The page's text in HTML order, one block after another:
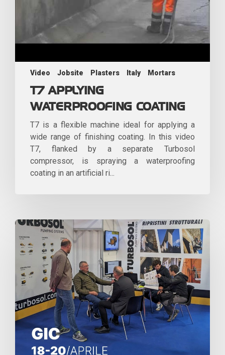
Video Jobsite Plasters Italy Mortars
T7 APPLYING
WATERPROOFING COATING
T7 is a flexible machine ideal for applying a
wide range of finishing coating. In this video
T7, flanked by a separate Turbosol
compressor, is spraying a waterproofing
coating in an artificial ri...